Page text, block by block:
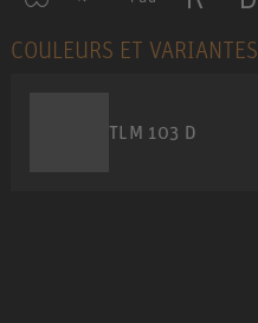
COULEURS ET VARIANTES
TLM 103 D